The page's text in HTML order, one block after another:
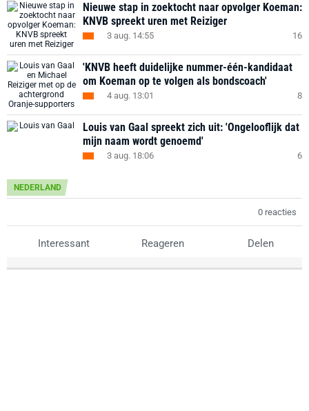
Nieuwe stap in zoektocht naar opvolger Koeman:
KNVB spreekt uren met Reiziger
3 aug. 14:55 16
'KNVB heeft duidelijke nummer-één-kandidaat
om Koeman op te volgen als bondscoach'
4 aug. 13:01 8
Louis van Gaal spreekt zich uit: 'Ongelooflijk dat
mijn naam wordt genoemd'
3 aug. 18:06 6
NEDERLAND
0 reacties
Interessant Reageren Delen